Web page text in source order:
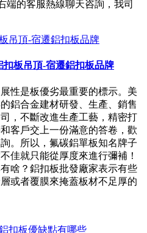
端的客服熱線聊天咨詢，我司
板吊頂-宿遷鋁扣板品牌
性是板優劣最重要的標示。美
鋁合金建材研發、生產、銷售
，不斷改進生產工藝，精密打
客戶交上一份滿意的答卷，歡
。所以，氟碳鋁單板知名牌子
佳就只能從厚度來進行彌補！
啥？鋁扣板批發廠家表示有些
或者覆膜來掩蓋板材不足厚的